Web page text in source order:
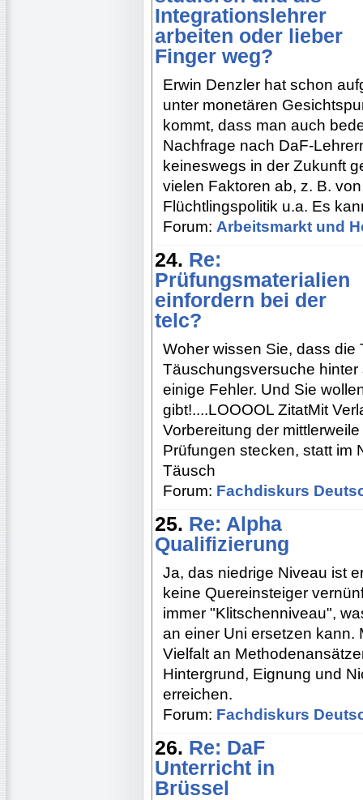
Integrationslehrer
arbeiten oder lieber
Finger weg?
Erwin Denzler hat schon
unter monetären
kommt, dass man auch
Nachfrage nach DaF-
keineswegs in der Zukunft
vielen Faktoren ab, z. B.
Flüchtlingspolitik u.a. Es
Forum: Arbeitsmarkt und
24. Re:
Prüfungsmaterialien
einfordern bei der
telc?
Woher wissen Sie, dass die
Täuschungsversuche
einige Fehler. Und Sie
gibt!....LOOOOL ZitatMit
Vorbereitung der
Prüfungen stecken, statt im
Täusch
Forum: Fachdiskurs
25. Re: Alpha
Qualifizierung
Ja, das niedrige Niveau ist
keine Quereinsteiger
immer "Klitschenniveau",
an einer Uni ersetzen kann.
Vielfalt an
Hintergrund, Eignung und
erreichen.
Forum: Fachdiskurs
26. Re: DaF
Unterricht in
Brüssel